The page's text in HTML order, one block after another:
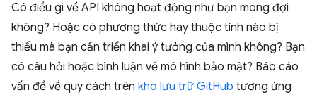
Có điều gì về API không hoạt động như bạn mong đợi
không? Hoặc có phương thức hay thuộc tính nào bị
thiếu mà bạn cần triển khai ý tưởng của mình không? Bạn
có câu hỏi hoặc bình luận về mô hình bảo mật? Báo cáo
vấn đề về quy cách trên kho lưu trữ GitHub tương ứng